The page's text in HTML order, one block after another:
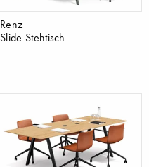
Renz
Slide Stehtisch